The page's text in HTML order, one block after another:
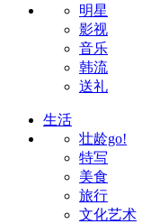
明星
影视
音乐
韩流
送礼
生活
壮龄go!
特写
美食
旅行
文化艺术